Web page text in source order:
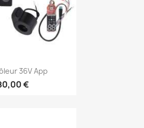
rapide
36V App
€